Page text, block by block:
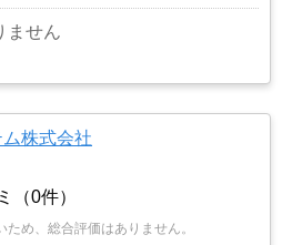
ません
株式会社
（0件）
め、総合評価はありません。